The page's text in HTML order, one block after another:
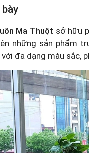
Ma Thuột sở hữu
những sản phẩm
đa dạng màu sắc,